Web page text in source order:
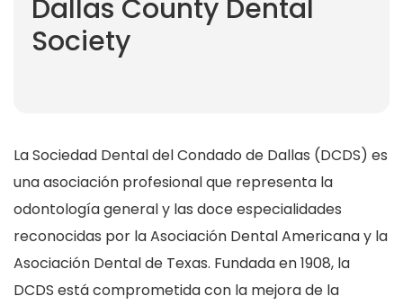
Dallas County Dental
Society
La Sociedad Dental del Condado de Dallas (DCDS) es
una asociación profesional que representa la
odontología general y las doce especialidades
reconocidas por la Asociación Dental Americana y la
Asociación Dental de Texas. Fundada en 1908, la
DCDS está comprometida con la mejora de la